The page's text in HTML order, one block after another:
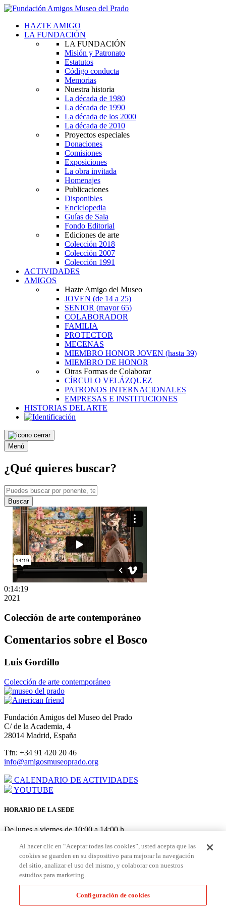
HAZTE AMIGO
LA FUNDACIÓN
LA FUNDACIÓN
Misión y Patronato
Estatutos
Código conducta
Memorias
Nuestra historia
La década de 1980
La década de 1990
La década de los 2000
La década de 2010
Proyectos especiales
Donaciones
Comisiones
Exposiciones
La obra invitada
Homenajes
Publicaciones
Disponibles
Enciclopedia
Guías de Sala
Fondo Editorial
Ediciones de arte
Colección 2018
Colección 2007
Colección 1991
ACTIVIDADES
AMIGOS
Hazte Amigo del Museo
JOVEN (de 14 a 25)
SENIOR (mayor 65)
COLABORADOR
FAMILIA
PROTECTOR
MECENAS
MIEMBRO HONOR JOVEN (hasta 39)
MIEMBRO DE HONOR
Otras Formas de Colaborar
CÍRCULO VELÁZQUEZ
PATRONOS INTERNACIONALES
EMPRESAS E INSTITUCIONES
HISTORIAS DEL ARTE
Menú
¿Qué quieres buscar?
Buscar
0:14:19
2021
Colección de arte contemporáneo
Comentarios sobre el Bosco
Luis Gordillo
Colección de arte contemporáneo
Fundación Amigos del Museo del Prado
C/ de la Academia, 4
28014 Madrid, España
Tfn: +34 91 420 20 46
info@amigosmuseoprado.org
CALENDARIO DE ACTIVIDADES
YOUTUBE
HORARIO DE LA SEDE
De lunes a viernes de 10:00 a 14:00 h
HORARIO PUNTO DE AMIGOS EN EL MUSEO
De lunes a sábado de 10:00 a 19:30 h Domingo/festivos de 10:00 a
18:30 h
Al hacer clic en “Aceptar todas las cookies”, usted acepta que las
cookies se guarden en su dispositivo para mejorar la navegación
del sitio, analizar el uso del mismo, y colaborar con nuestros
estudios para marketing.
Configuración de cookies